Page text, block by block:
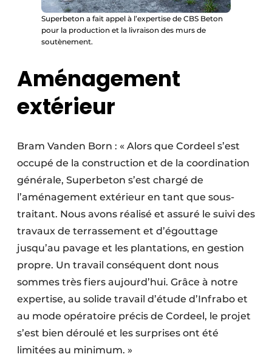
Superbeton a fait appel à l’expertise de CBS Beton
pour la production et la livraison des murs de
soutènement.
Aménagement
extérieur
Bram Vanden Born : « Alors que Cordeel s’est
occupé de la construction et de la coordination
générale, Superbeton s’est chargé de
l’aménagement extérieur en tant que sous-
traitant. Nous avons réalisé et assuré le suivi des
travaux de terrassement et d’égouttage
jusqu’au pavage et les plantations, en gestion
propre. Un travail conséquent dont nous
sommes très fiers aujourd’hui. Grâce à notre
expertise, au solide travail d’étude d’Infrabo et
au mode opératoire précis de Cordeel, le projet
s’est bien déroulé et les surprises ont été
limitées au minimum. »